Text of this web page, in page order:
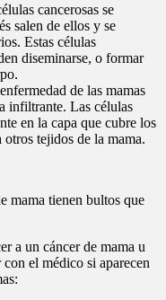
cancerosas se
salen de ellos y se
Estas células
diseminarse, o formar
de las mamas
infiltrante. Las células
en la capa que cubre los
tejidos de la mama.
mama tienen bultos que
a un cáncer de mama u
el médico si aparecen